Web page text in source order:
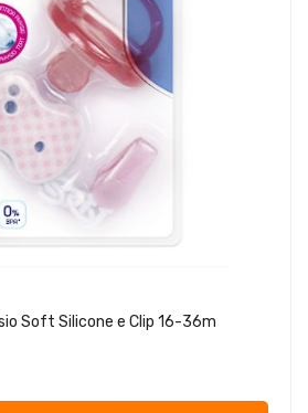
Soft Silicone e Clip 16-36m